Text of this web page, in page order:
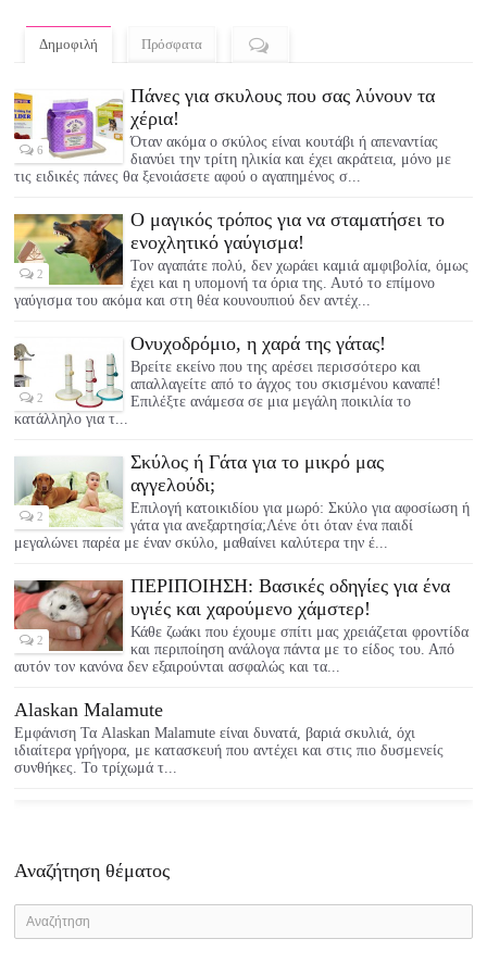
Δημοφιλή Πρόσφατα
6
Πάνες για σκυλους που σας λύνουν τα
χέρια!
Όταν ακόμα ο σκύλος είναι κουτάβι ή απεναντίας
διανύει την τρίτη ηλικία και έχει ακράτεια, μόνο με
τις ειδικές πάνες θα ξενοιάσετε αφού ο αγαπημένος σ...
2
Ο μαγικός τρόπος για να σταματήσει το
ενοχλητικό γαύγισμα!
Τον αγαπάτε πολύ, δεν χωράει καμιά αμφιβολία, όμως
έχει και η υπομονή τα όρια της. Αυτό το επίμονο
γαύγισμα του ακόμα και στη θέα κουνουπιού δεν αντέχ...
2
Ονυχοδρόμιο, η χαρά της γάτας!
Βρείτε εκείνο που της αρέσει περισσότερο και
απαλλαγείτε από το άγχος του σκισμένου καναπέ!
Επιλέξτε ανάμεσα σε μια μεγάλη ποικιλία το
κατάλληλο για τ...
2
Σκύλος ή Γάτα για το μικρό μας
αγγελούδι;
Επιλογή κατοικιδίου για μωρό: Σκύλο για αφοσίωση ή
γάτα για ανεξαρτησία;Λένε ότι όταν ένα παιδί
μεγαλώνει παρέα με έναν σκύλο, μαθαίνει καλύτερα την έ...
2
ΠΕΡΙΠΟΙΗΣΗ: Βασικές οδηγίες για ένα
υγιές και χαρούμενο χάμστερ!
Κάθε ζωάκι που έχουμε σπίτι μας χρειάζεται φροντίδα
και περιποίηση ανάλογα πάντα με το είδος του. Από
αυτόν τον κανόνα δεν εξαιρούνται ασφαλώς και τα...
Alaskan Malamute
Εμφάνιση Τα Alaskan Malamute είναι δυνατά, βαριά σκυλιά, όχι
ιδιαίτερα γρήγορα, με κατασκευή που αντέχει και στις πιο δυσμενείς
συνθήκες. Το τρίχωμά τ...
Αναζήτηση θέματος